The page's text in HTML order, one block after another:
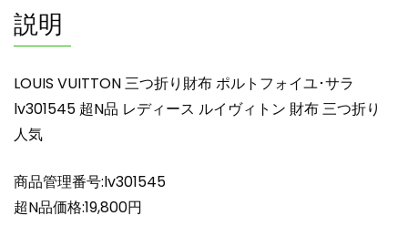
サ
ラ
超
N
品
デ
ィ
説明
LOUIS VUITTON 三つ折り財布 ポルトフォイユ･サラ
lv301545 超N品 レディース ルイヴィトン 財布 三つ折り
人気
商品管理番号:lv301545
超N品価格:19,800円